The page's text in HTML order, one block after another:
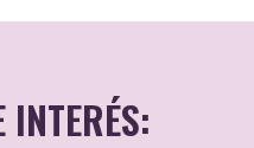
INTERÉS: